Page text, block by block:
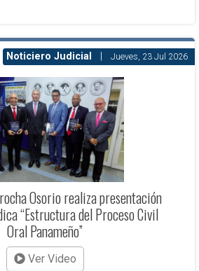
Noticiero Judicial |Jueves, 23 Jul 2026
Osorio realiza presentación
“Estructura del Proceso Civil
Oral Panameño”
Ver Video